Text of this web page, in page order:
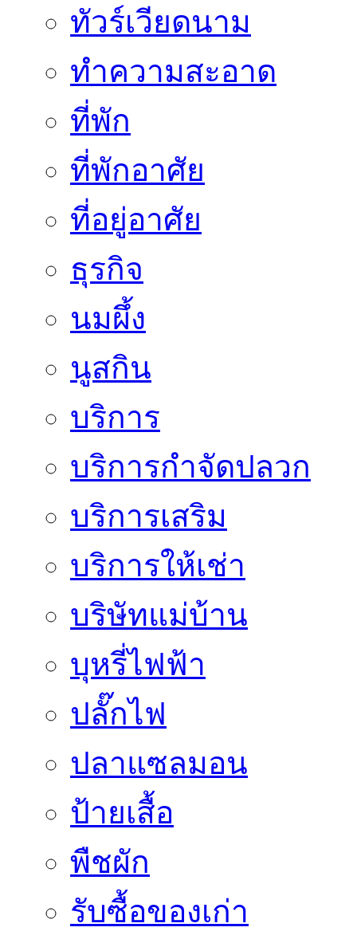
ทัวร์เวียดนาม
ทำความสะอาด
ที่พัก
ที่พักอาศัย
ที่อยู่อาศัย
ธุรกิจ
นมผึ้ง
นูสกิน
บริการ
บริการกำจัดปลวก
บริการเสริม
บริการให้เช่า
บริษัทแม่บ้าน
บุหรี่ไฟฟ้า
ปลั๊กไฟ
ปลาแซลมอน
ป้ายเสื้อ
พืชผัก
รับซื้อของเก่า